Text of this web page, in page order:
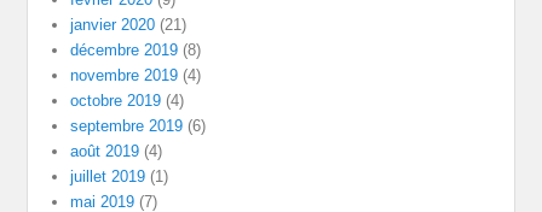
janvier 2020 (21)
décembre 2019 (8)
novembre 2019 (4)
octobre 2019 (4)
septembre 2019 (6)
août 2019 (4)
juillet 2019 (1)
mai 2019 (7)